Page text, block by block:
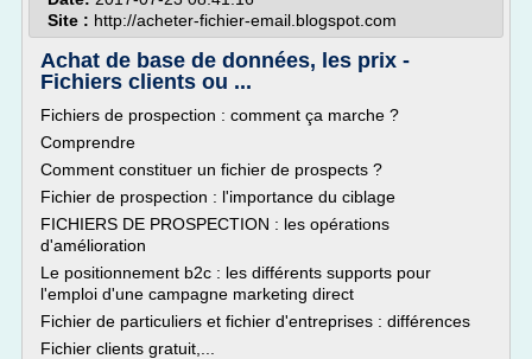
Site : http://acheter-fichier-email.blogspot.com
Achat de base de données, les prix -
Fichiers clients ou ...
Fichiers de prospection : comment ça marche ?
Comprendre
Comment constituer un fichier de prospects ?
Fichier de prospection : l'importance du ciblage
FICHIERS DE PROSPECTION : les opérations
d'amélioration
Le positionnement b2c : les différents supports pour
l'emploi d'une campagne marketing direct
Fichier de particuliers et fichier d'entreprises : différences
Fichier clients gratuit,...